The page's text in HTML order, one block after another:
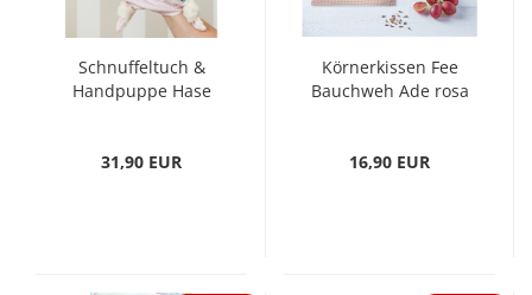
Schnuffeltuch &
Handpuppe Hase
31,90 EUR
Körnerkissen Fee
Bauchweh Ade rosa
16,90 EUR